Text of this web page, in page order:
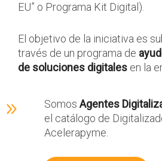
EU” o Programa Kit Digital).
El objetivo de la iniciativa es
través de un programa de
de soluciones digitales en la
Somos Agentes
el catálogo de
Acelerapyme.